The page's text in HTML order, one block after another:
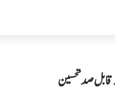
قابل صد تحسین